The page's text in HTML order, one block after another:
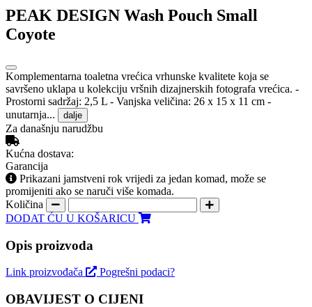
PEAK DESIGN Wash Pouch Small
Coyote
Komplementarna toaletna vrećica vrhunske kvalitete koja se
savršeno uklapa u kolekciju vršnih dizajnerskih fotografa vrećica. -
Prostorni sadržaj: 2,5 L - Vanjska veličina: 26 x 15 x 11 cm -
unutarnja...
dalje
Za današnju narudžbu
Kućna dostava:
Garancija
Prikazani jamstveni rok vrijedi za jedan komad, može se
promijeniti ako se naruči više komada.
Količina
DODAT ĆU U KOŠARICU
Opis proizvoda
Link proizvođača Pogrešni podaci?
OBAVIJEST O CIJENI